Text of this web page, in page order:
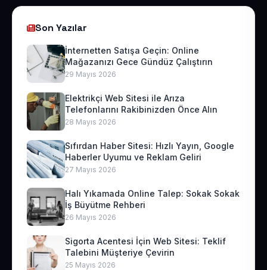
Son Yazılar
İnternetten Satışa Geçin: Online
Mağazanızı Gece Gündüz Çalıştırın
29 Mayıs 2026
Elektrikçi Web Sitesi ile Arıza
Telefonlarını Rakibinizden Önce Alın
28 Mayıs 2026
Sıfırdan Haber Sitesi: Hızlı Yayın, Google
Haberler Uyumu ve Reklam Geliri
27 Mayıs 2026
Halı Yıkamada Online Talep: Sokak Sokak
İş Büyütme Rehberi
26 Mayıs 2026
Sigorta Acentesi İçin Web Sitesi: Teklif
Talebini Müşteriye Çevirin
25 Mayıs 2026